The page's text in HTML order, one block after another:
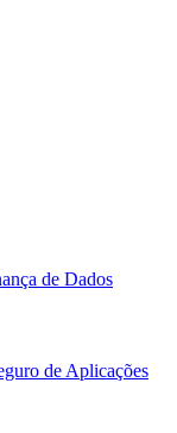
de Dados
de Aplicações